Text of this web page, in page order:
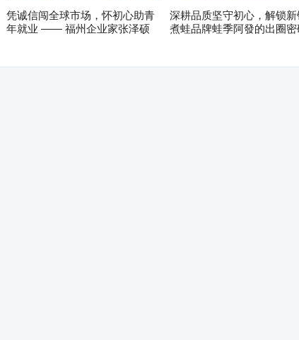
凭诚信闯全球市场，怀初心助青
年就业 —— 福州企业家张泽硕
深耕品质坚守初心，解锁新
煮蛙品牌蛙季阿發的出圈密